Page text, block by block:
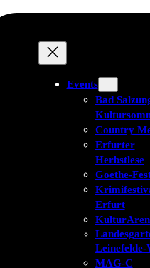
Events
Bad
Country
Erfurter
Herbstlese
Goethe-
Erfurt
Leinefelde-
MAG-C